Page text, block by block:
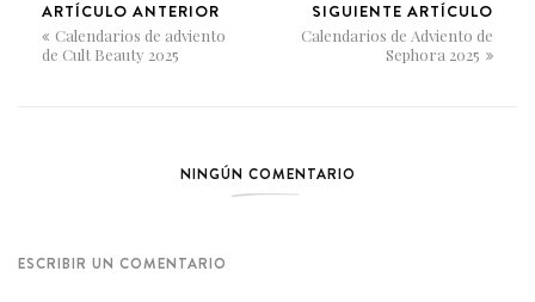
ARTÍCULO ANTERIOR
Calendarios de adviento
de Cult Beauty 2025
SIGUIENTE ARTÍCULO
Calendarios de Adviento de
Sephora 2025
NINGÚN COMENTARIO
ESCRIBIR UN COMENTARIO